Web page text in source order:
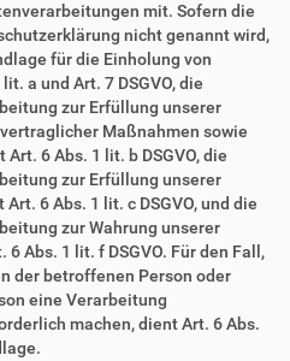
mit. Sofern die
nicht genannt wird,
für die Einholung von
a und Art. 7 DSGVO, die
zur Erfüllung unserer
Maßnahmen sowie
6 Abs. 1 lit. b DSGVO, die
zur Erfüllung unserer
6 Abs. 1 lit. c DSGVO, und die
zur Wahrung unserer
Abs. 1 lit. f DSGVO. Für den Fall,
der betroffenen Person oder
eine Verarbeitung
machen, dient Art. 6 Abs.